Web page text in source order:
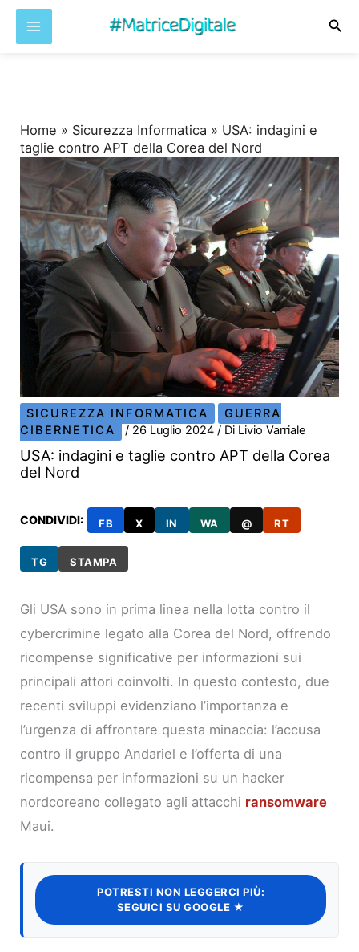
Home » Sicurezza Informatica » USA: indagini e
taglie contro APT della Corea del Nord
SICUREZZA INFORMATICA
GUERRA
CIBERNETICA
/ 26 Luglio 2024/ Di Livio Varriale
USA: indagini e taglie contro APT della Corea
del Nord
CONDIVIDI: FB X IN WA @ RT
TG STAMPA
Gli USA sono in prima linea nella lotta contro il
cybercrimine legato alla Corea del Nord, offrendo
ricompense significative per informazioni sui
principali attori coinvolti. In questo contesto, due
recenti sviluppi evidenziano l’importanza e
l’urgenza di affrontare questa minaccia: l’accusa
contro il gruppo Andariel e l’offerta di una
ricompensa per informazioni su un hacker
nordcoreano collegato agli attacchi ransomware
Maui.
POTRESTI NON LEGGERCI PIÙ:
SEGUICI SU GOOGLE ★